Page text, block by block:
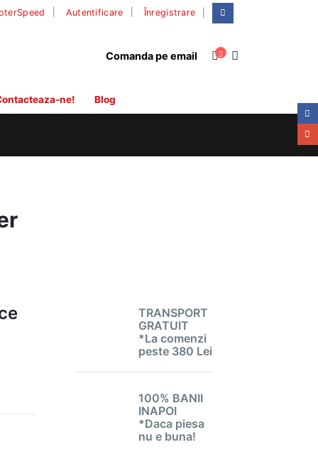
Autentificare Înregistrare
Comanda pe email
ne! Blog
TRANSPORT
GRATUIT
*La comenzi
peste 380 Lei
100% BANII
INAPOI
*Daca piesa
nu e buna!